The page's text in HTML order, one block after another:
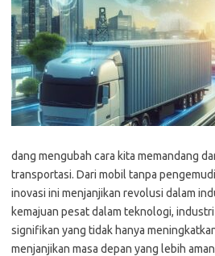
dang mengubah cara kita memandang
transportasi. Dari mobil tanpa
inovasi ini menjanjikan revolusi dalam
kemajuan pesat dalam teknologi,
signifikan yang tidak hanya
menjanjikan masa depan yang lebih